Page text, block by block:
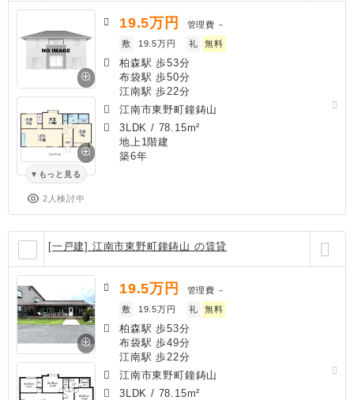
もっと見る
2人検討中
19.5万円 管理費 －
敷
19.5万円 礼 無料
柏森駅 歩53分
布袋駅 歩50分
江南駅 歩22分
江南市東野町鐘鋳山
3LDK / 78.15m²
地上1階建
築6年
[一戸建] 江南市東野町鐘鋳山 の賃貸
19.5万円 管理費 －
敷
19.5万円 礼 無料
柏森駅 歩53分
布袋駅 歩49分
江南駅 歩22分
江南市東野町鐘鋳山
3LDK / 78.15m²